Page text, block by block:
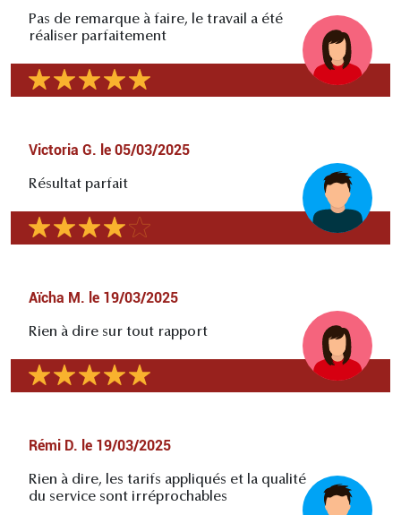
Pas de remarque à faire, le travail a été
réaliser parfaitement
Victoria G. le 05/03/2025
Résultat parfait
Aïcha M. le 19/03/2025
Rien à dire sur tout rapport
Rémi D. le 19/03/2025
Rien à dire, les tarifs appliqués et la qualité
du service sont irréprochables